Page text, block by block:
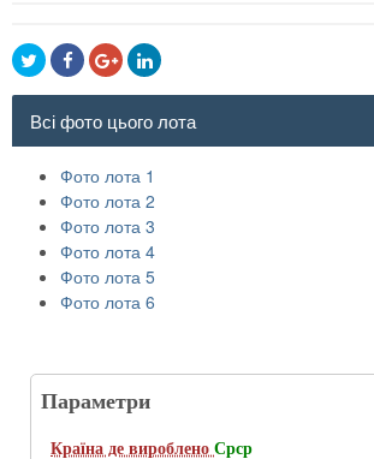
Всі фото цього лота
Фото лота 1
Фото лота 2
Фото лота 3
Фото лота 4
Фото лота 5
Фото лота 6
Параметри
Країна де вироблено Срср